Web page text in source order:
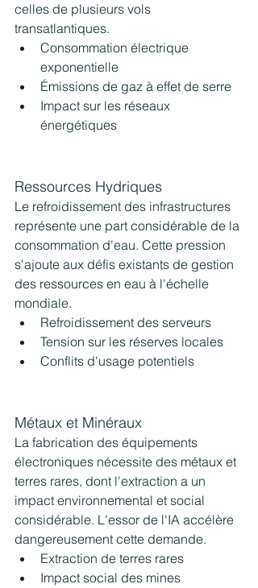
celles de plusieurs vols
transatlantiques.
Consommation électrique
exponentielle
Émissions de gaz à effet de serre
Impact sur les réseaux
énergétiques
Ressources Hydriques
Le refroidissement des infrastructures
représente une part considérable de la
consommation d'eau. Cette pression
s'ajoute aux défis existants de gestion
des ressources en eau à l'échelle
mondiale.
Refroidissement des serveurs
Tension sur les réserves locales
Conflits d'usage potentiels
Métaux et Minéraux
La fabrication des équipements
électroniques nécessite des métaux et
terres rares, dont l'extraction a un
impact environnemental et social
considérable. L'essor de l'IA accélère
dangereusement cette demande.
Extraction de terres rares
Impact social des mines